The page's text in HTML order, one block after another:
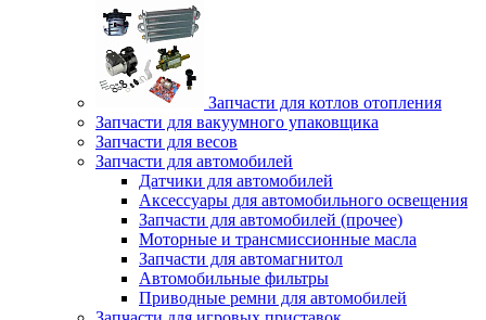
Запчасти для котлов отопления
Запчасти для вакуумного упаковщика
Запчасти для весов
Запчасти для автомобилей
Датчики для автомобилей
Аксессуары для автомобильного освещения
Запчасти для автомобилей (прочее)
Моторные и трансмиссионные масла
Запчасти для автомагнитол
Автомобильные фильтры
Приводные ремни для автомобилей